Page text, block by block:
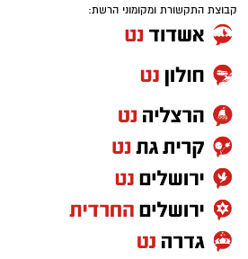
קבוצת התקשורת ומקומוני הרשת: